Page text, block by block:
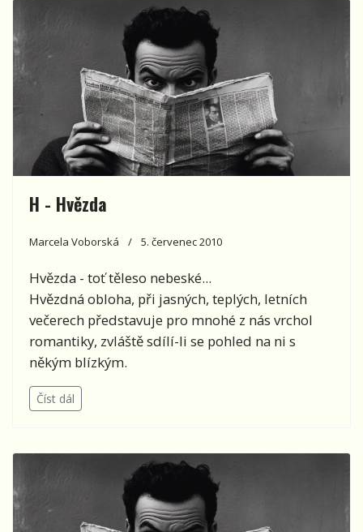
H - Hvězda
Marcela Voborská 5. červenec 2010
Hvězda - toť těleso nebeské...
Hvězdná obloha, při jasných, teplých, letních
večerech představuje pro mnohé z nás vrchol
romantiky, zvláště sdílí-li se pohled na ni s
někým blízkým.
Číst dál